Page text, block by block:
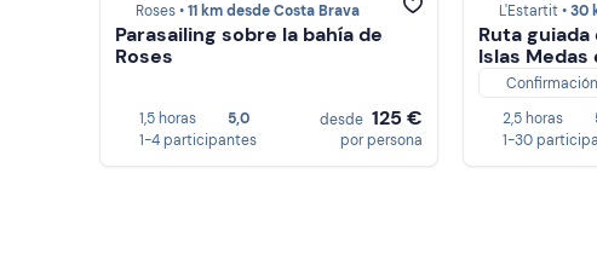
Roses •11 km desde Costa Brava
Parasailing sobre la bahía de
Roses
1,5 horas
5,0
1-4 participantes
desde 125 €
por persona
L'Estartit •30
Ruta
Islas Medas
2,5 horas
1-30